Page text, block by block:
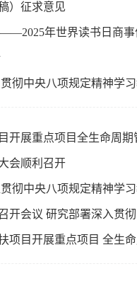
）征求意见
——2025年世界读书日商
彻中央八项规定精神学
开展重点项目全生命周
会顺利召开
彻中央八项规定精神学
开会议 研究部署深入贯
项目开展重点项目 全生